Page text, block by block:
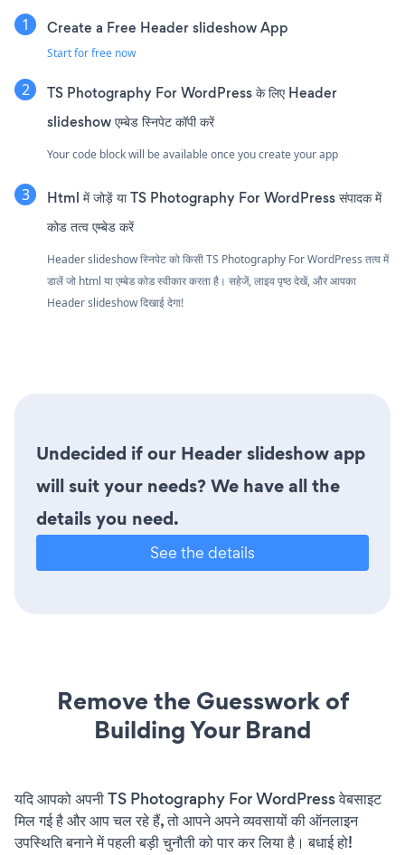
Create a Free Header slideshow App
Start for free now
TS Photography For WordPress के लिए Header
slideshow एम्बेड स्निपेट कॉपी करें
Your code block will be available once you create your app
Html में जोड़ें या TS Photography For WordPress संपादक में
कोड तत्व एम्बेड करें
Header slideshow स्निपेट को किसी TS Photography For WordPress तत्व में
डालें जो html या एम्बेड कोड स्वीकार करता है। सहेजें, लाइव पृष्ठ देखें, और आपका
Header slideshow दिखाई देगा!
Undecided if our Header slideshow app
will suit your needs? We have all the
details you need.
See the details
Remove the Guesswork of
Building Your Brand
यदि आपको अपनी TS Photography For WordPress वेबसाइट
मिल गई है और आप चल रहे हैं, तो आपने अपने व्यवसायों की ऑनलाइन
उपस्थिति बनाने में पहली बड़ी चुनौती को पार कर लिया है। बधाई हो!